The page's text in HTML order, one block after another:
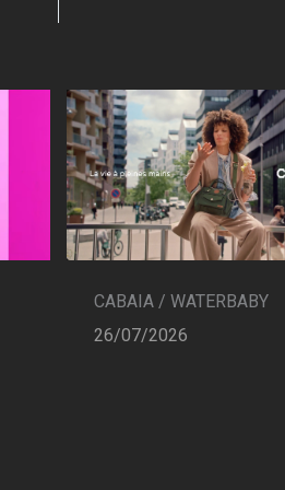
CABAIA / WATERBABY
26/07/2026